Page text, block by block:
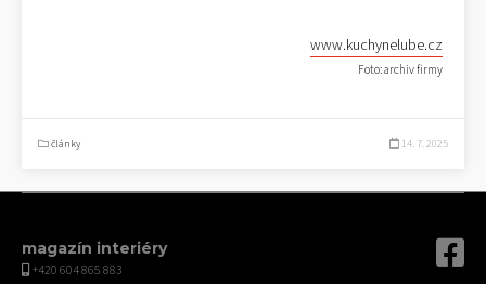
www.kuchynelube.cz
Foto: archiv firmy
články 14. 7. 2025
magazín interiéry
+420 604 865 883